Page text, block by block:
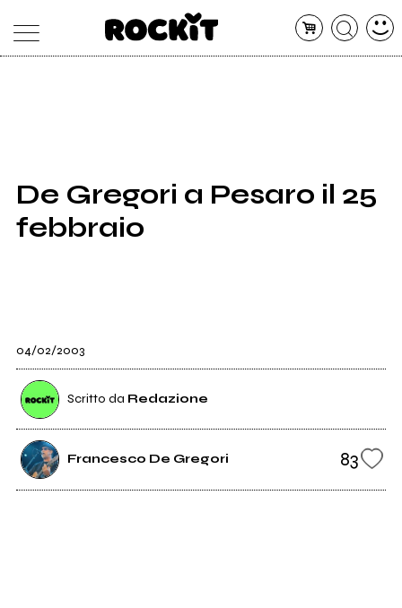
SHOP
RADIO
De Gregori a Pesaro il 25
febbraio
04/02/2003
Scritto da Redazione
Francesco De Gregori 83